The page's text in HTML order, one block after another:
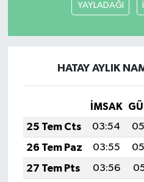
YAYLADAĞI
HATAY AYLIK
İMSAK
25 Tem Cts
03:54
26 Tem Paz
03:55
27 Tem Pts
03:56